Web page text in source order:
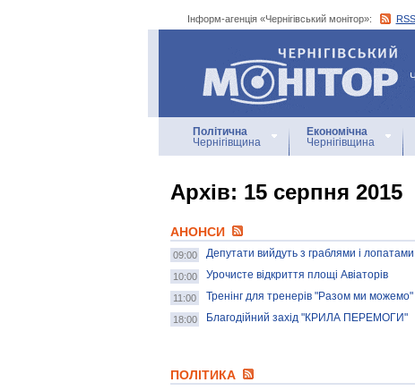
Інформ-агенція «Чернігівський монітор»: RSS
Інформ-агенція
«Чернігівський монітор»
Політична
Чернігівщина
Економічна
Чернігівщина
Архiв: 15 серпня 2015
АНОНСИ
09:00 Депутати вийдуть з граблями і лопатами
10:00 Урочисте відкриття площі Авіаторів
11:00 Тренінг для тренерів "Разом ми можемо"
18:00 Благодійний захід "КРИЛА ПЕРЕМОГИ"
ПОЛІТИКА